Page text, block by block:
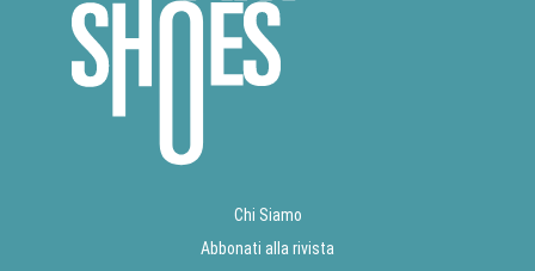
Chi Siamo
Abbonati alla rivista